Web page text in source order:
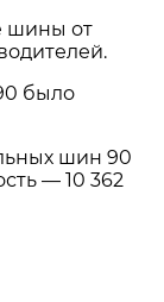
шины от
было
шин 90
— 10 362